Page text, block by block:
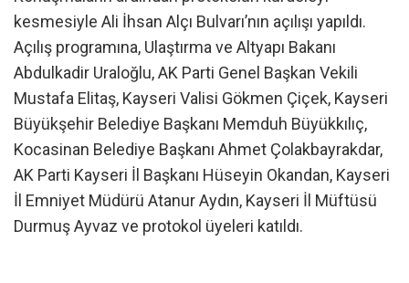
kesmesiyle Ali İhsan Alçı Bulvarı’nın açılışı yapıldı.
Açılış programına, Ulaştırma ve Altyapı Bakanı
Abdulkadir Uraloğlu, AK Parti Genel Başkan Vekili
Mustafa Elitaş, Kayseri Valisi Gökmen Çiçek, Kayseri
Büyükşehir Belediye Başkanı Memduh Büyükkılıç,
Kocasinan Belediye Başkanı Ahmet Çolakbayrakdar,
AK Parti Kayseri İl Başkanı Hüseyin Okandan, Kayseri
İl Emniyet Müdürü Atanur Aydın, Kayseri İl Müftüsü
Durmuş Ayvaz ve protokol üyeleri katıldı.